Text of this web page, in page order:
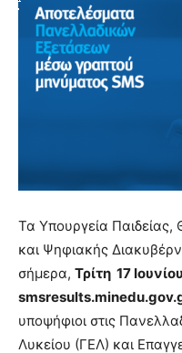
Τα Υπουργεία
και Ψηφιακής
σήμερα, Τρίτη 17 Ιουνίου
υποψήφιοι στις
Λυκείου (ΓΕΛ) και